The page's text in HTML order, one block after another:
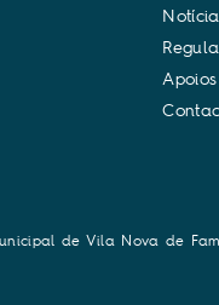
Notícia
Regula
Apoios
Conta
de Vila Nova de